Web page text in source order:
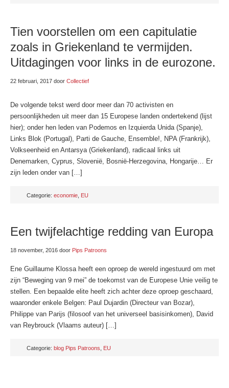
Tien voorstellen om een capitulatie
zoals in Griekenland te vermijden.
Uitdagingen voor links in de eurozone.
22 februari, 2017 door Collectief
De volgende tekst werd door meer dan 70 activisten en
persoonlijkheden uit meer dan 15 Europese landen ondertekend (lijst
hier); onder hen leden van Podemos en Izquierda Unida (Spanje),
Links Blok (Portugal), Parti de Gauche, Ensemble!, NPA (Frankrijk),
Volkseenheid en Antarsya (Griekenland), radicaal links uit
Denemarken, Cyprus, Slovenië, Bosnië-Herzegovina, Hongarije… Er
zijn leden onder van […]
Categorie: economie EU
Een twijfelachtige redding van Europa
18 november, 2016 door Pips Patroons
Ene Guillaume Klossa heeft een oproep de wereld ingestuurd om met
zijn “Beweging van 9 mei” de toekomst van de Europese Unie veilig te
stellen. Een bepaalde elite heeft zich achter deze oproep geschaard,
waaronder enkele Belgen: Paul Dujardin (Directeur van Bozar),
Philippe van Parijs (filosoof van het universeel basisinkomen), David
van Reybrouck (Vlaams auteur) […]
Categorie: blog Pips Patroons EU